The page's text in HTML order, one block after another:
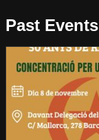
Past Events